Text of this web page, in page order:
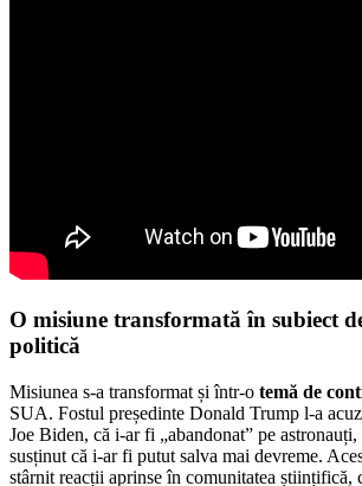
O misiune transformată în subiect
politică
Misiunea s-a transformat și într-o temă de
SUA. Fostul președinte Donald Trump l-a
Joe Biden, că i-ar fi „abandonat” pe
susținut că i-ar fi putut salva mai devreme.
stârnit reacții aprinse în comunitatea științifică,